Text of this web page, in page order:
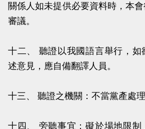
關係人如未提供必要資料時，本
審議。
十二、 聽證以我國語言舉行，如
述意見，應自備翻譯人員。
十三、 聽證之機關：不當黨產處理
十四、 旁聽事宜：礙於場地限制